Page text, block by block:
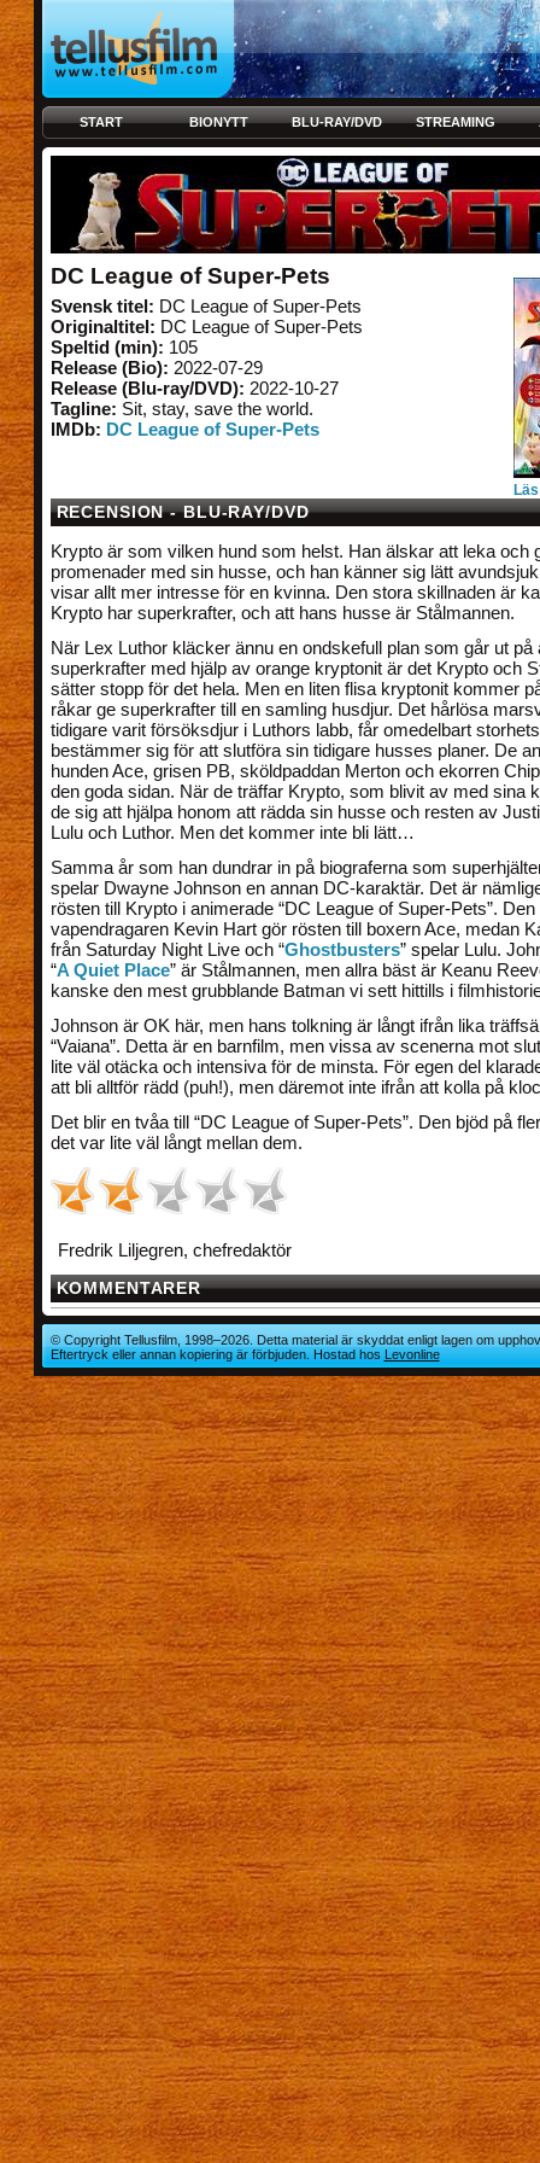
START BIONYTT BLU-RAY/DVD STREAMING
DC League of Super-Pets
Svensk titel: DC League of Super-Pets
Originaltitel: DC League of Super-Pets
Speltid (min): 105
Release (Bio): 2022-07-29
Release (Blu-ray/DVD): 2022-10-27
Tagline: Sit, stay, save the world.
IMDb: DC League of Super-Pets
RECENSION - BLU-RAY/DVD
Krypto är som vilken hund som helst. Han älskar att leka och
promenader med sin husse, och han känner sig lätt
visar allt mer intresse för en kvinna. Den stora skillnaden är
Krypto har superkrafter, och att hans husse är Stålmannen.
När Lex Luthor kläcker ännu en ondskefull plan som går ut på
superkrafter med hjälp av orange kryptonit är det Krypto och
sätter stopp för det hela. Men en liten flisa kryptonit kommer
råkar ge superkrafter till en samling husdjur. Det hårlösa
tidigare varit försöksdjur i Luthors labb, får omedelbart
bestämmer sig för att slutföra sin tidigare husses planer. De
hunden Ace, grisen PB, sköldpaddan Merton och ekorren
den goda sidan. När de träffar Krypto, som blivit av med sina
de sig att hjälpa honom att rädda sin husse och resten av
Lulu och Luthor. Men det kommer inte bli lätt…
Samma år som han dundrar in på biograferna som
spelar Dwayne Johnson en annan DC-karaktär. Det är
rösten till Krypto i animerade “DC League of Super-Pets”.
vapendragaren Kevin Hart gör rösten till boxern Ace, medan
från Saturday Night Live och “Ghostbusters” spelar Lulu.
“A Quiet Place” är Stålmannen, men allra bäst är Keanu
kanske den mest grubblande Batman vi sett hittills i
Johnson är OK här, men hans tolkning är långt ifrån lika
“Vaiana”. Detta är en barnfilm, men vissa av scenerna mot
lite väl otäcka och intensiva för de minsta. För egen del
att bli alltför rädd (puh!), men däremot inte ifrån att kolla på
Det blir en tvåa till “DC League of Super-Pets”. Den bjöd på
det var lite väl långt mellan dem.
Fredrik Liljegren, chefredaktör
KOMMENTARER
© Copyright Tellusfilm, 1998–2026. Detta material är skyddat enligt lagen om
Eftertryck eller annan kopiering är förbjuden. Hostad hosLevonline